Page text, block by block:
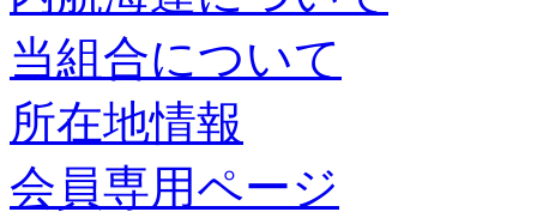
当組合について
所在地情報
会員専用ページ